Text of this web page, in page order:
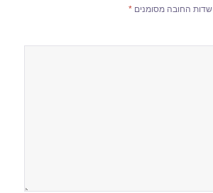
שדות החובה מסומנים*